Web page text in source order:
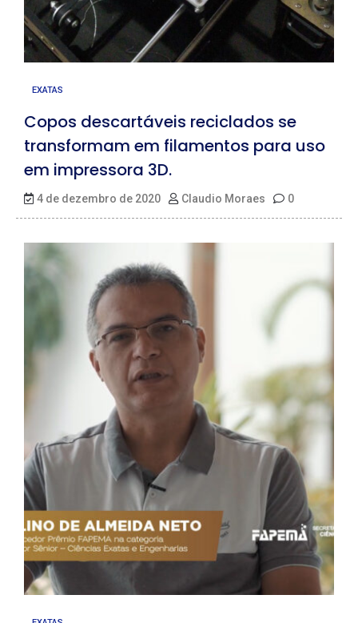
EXATAS
Copos descartáveis reciclados se
transformam em filamentos para uso
em impressora 3D.
4 de dezembro de 2020 Claudio Moraes 0